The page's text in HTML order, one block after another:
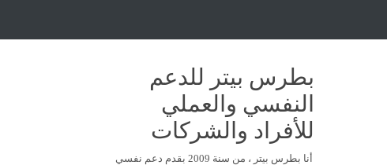
بطرس بيتر للدعم
النفسي والعملي
للأفراد والشركات
أنا بطرس بيتر ، من سنة 2009 بقدم دعم نفسي